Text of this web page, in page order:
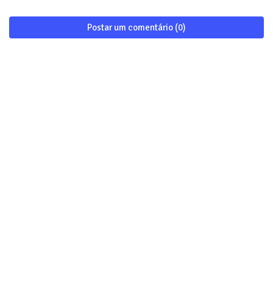
Postar um comentário (0)